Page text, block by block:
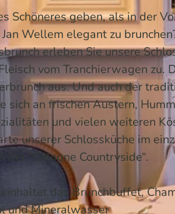
Schöneres geben, als in der
Wellem elegant zu
erleben Sie unsere
vom Tranchierwagen zu.
aus. Und auch der
sich an frischen Austern,
und vielen weiteren
unserer Schlossküche im
der "Cologne Countryside“.
das Brunchbuffet,
und Mineralwasser